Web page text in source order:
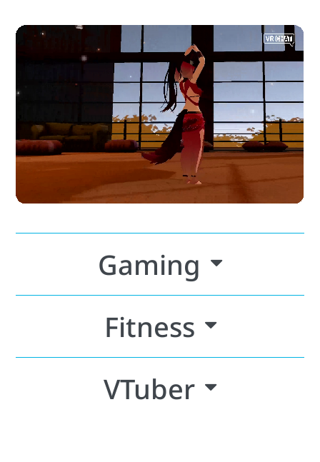
Gaming
Fitness
VTuber